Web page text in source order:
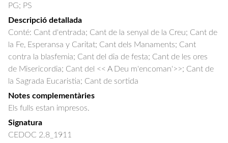
PG; PS
Descripció detallada
Conté: Cant d'entrada; Cant de la senyal de la Creu; Cant de
la Fe, Esperansa y Caritat; Cant dels Manaments; Cant
contra la blasfemia; Cant del dia de festa; Cant de les ores
de Misericordia; Cant del << A Deu m'encoman'>>; Cant de
la Sagrada Eucaristia; Cant de sortida
Notes complementàries
Els fulls estan impresos.
Signatura
CEDOC 2.8_1911